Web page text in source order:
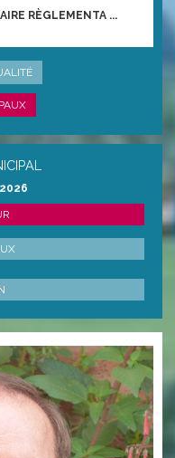
RÈGLEMENTA ...
06/2026 TEMPO ...